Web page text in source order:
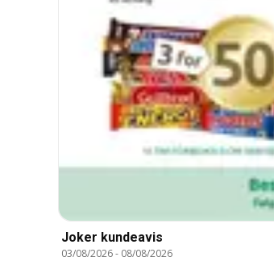
Joker kundeavis
03/08/2026- 08/08/2026